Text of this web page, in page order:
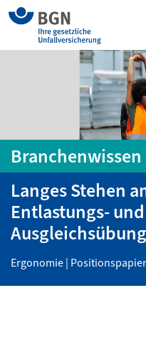
Branchenwissen
Langes Stehen
Entlastungs- und
Ergonomie | Positionspapier